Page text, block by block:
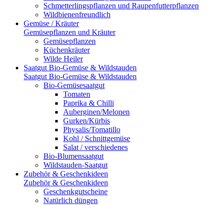
Schmetterlingspflanzen und Raupenfutterpflanzen
Wildbienenfreundlich
Gemüse / Kräuter
Gemüsepflanzen und Kräuter
Gemüsepflanzen
Küchenkräuter
Wilde Heiler
Saatgut Bio-Gemüse & Wildstauden
Saatgut Bio-Gemüse & Wildstauden
Bio-Gemüsesaatgut
Tomaten
Paprika & Chilli
Auberginen/Melonen
Gurken/Kürbis
Physalis/Tomatillo
Kohl / Schnittgemüse
Salat / verschiedenes
Bio-Blumensaatgut
Wildstauden-Saatgut
Zubehör & Geschenkideen
Zubehör & Geschenkideen
Geschenkgutscheine
Natürlich düngen